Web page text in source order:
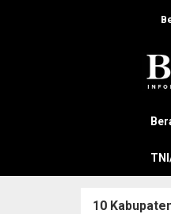
e
10